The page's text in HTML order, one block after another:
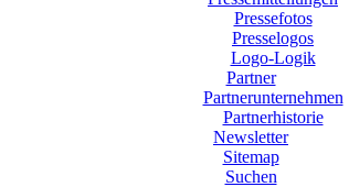
Pressefotos
Presselogos
Logo-Logik
Partner
Partnerunternehmen
Partnerhistorie
Newsletter
Sitemap
Suchen